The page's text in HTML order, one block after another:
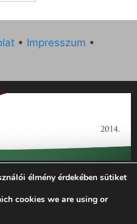
• Impresszum •
2014. évi működésének
14-P-0121 sz. támogatási
Ft összegben támogatta az
Minisztériuma.”
élmény érdekében sütiket
cookies we are using or